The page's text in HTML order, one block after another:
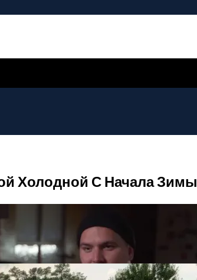
Холодной С Начала Зимы